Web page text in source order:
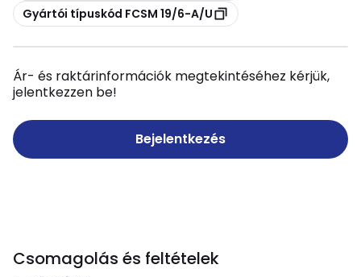
Másolás
Gyártói típuskód FCSM 19/6-A/U
Ár- és raktárinformációk megtekintéséhez kérjük,
jelentkezzen be!
Bejelentkezés
Csomagolás és feltételek